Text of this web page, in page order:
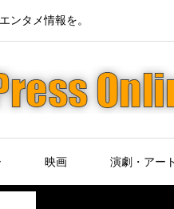
ンタメ情報を。
映画 演劇・アー